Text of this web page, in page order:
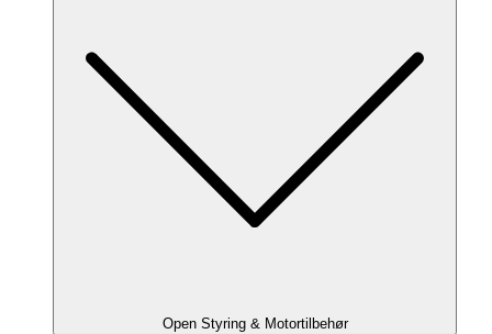
Open Styring & Motortilbehør